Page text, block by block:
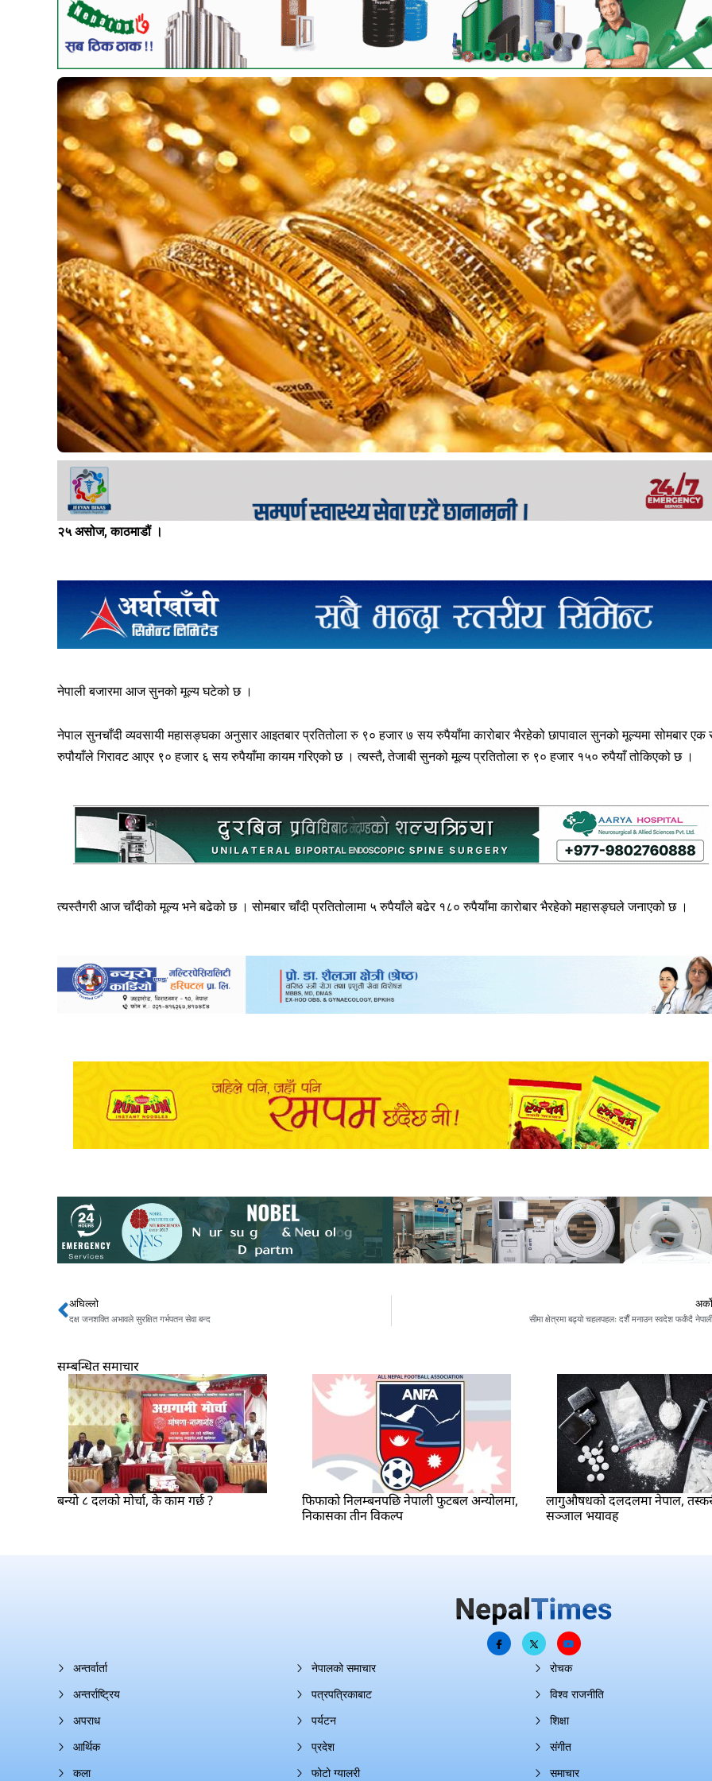
२५ असोज, काठमाडौं ।
नेपाली बजारमा आज सुनको मूल्य घटेको छ ।
नेपाल सुनचाँदी व्यवसायी महासङ्घका अनुसार आइतबार प्रतितोला रु ९० हजार ७ सय रुपैयाँमा कारोबार भैरहेको छापावाल सुनको मूल्यमा सोमबार एक
रुपौयाँले गिरावट आएर ९० हजार ६ सय रुपैयाँमा कायम गरिएको छ । त्यस्तै, तेजाबी सुनको मूल्य प्रतितोला रु ९० हजार १५० रुपैयाँ तोकिएको छ ।
त्यस्तैगरी आज चाँदीको मूल्य भने बढेको छ । सोमबार चाँदी प्रतितोलामा ५ रुपैयाँले बढेर १८० रुपैयाँमा कारोबार भैरहेको महासङ्घले जनाएको छ ।
Prev
अघिल्लो
दक्ष जनशक्ति अभावले सुरक्षित गर्भपतन सेवा बन्द
अर्को
सीमा क्षेत्रमा बढ्यो चहलपहलः दशैँ मनाउन स्वदेश फर्कँदै नेपाली
सम्बन्धित समाचार
बन्यो ८ दलको मोर्चा, के काम गर्छ ?
फिफाको निलम्बनपछि नेपाली फुटबल अन्योलमा,
निकासका तीन विकल्प
लागुऔषधको दलदलमा नेपाल,
सञ्जाल भयावह
अन्तर्वार्ता
अन्तर्राष्ट्रिय
अपराध
आर्थिक
कला
नेपालको समाचार
पत्रपत्रिकाबाट
पर्यटन
प्रदेश
फोटो ग्यालरी
रोचक
विश्व राजनीति
शिक्षा
संगीत
समाचार